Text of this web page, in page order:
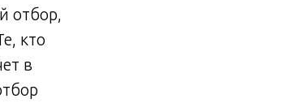
отбор,
кто
в